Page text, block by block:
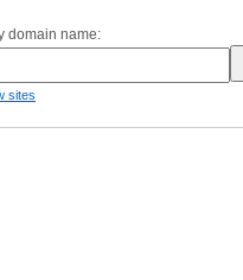
domain name:
sites